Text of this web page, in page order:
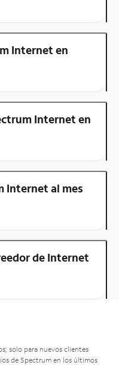
Internet en
Internet en
Internet al mes
de Internet
solo para nuevos clientes
de Spectrum en los últimos